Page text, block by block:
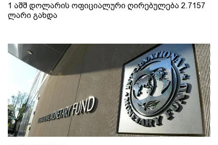
1 აშშ დოლარის ოფიციალური ღირებულება 2.7157
ლარი გახდა